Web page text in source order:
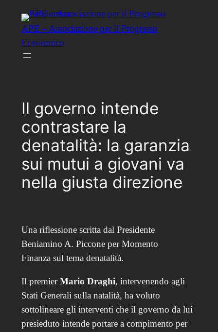
contenuto
APE – Associazione per il Progresso
Economico
Il governo intende
contrastare la
denatalità: la garanzia
sui mutui a giovani va
nella giusta direzione
Una riflessione scritta dal Presidente
Beniamino A. Piccone per Momento
Finanza sul tema denatalità.
Il premierMario Draghi, intervenendo agli
Stati Generali sulla natalità, ha voluto
sottolineare gli interventi che il governo da lui
presieduto intende portare a compimento per